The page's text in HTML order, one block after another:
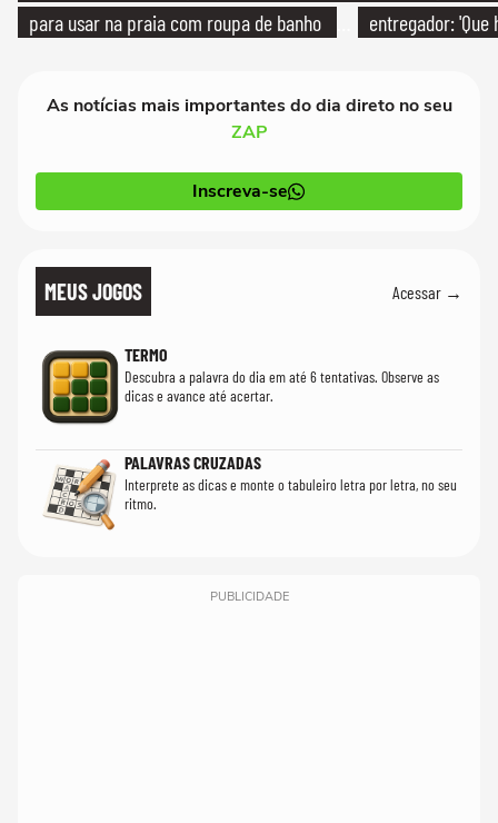
para usar na praia com roupa de banho
entregador: 'Que
As notícias mais importantes do dia direto no seu
ZAP
Inscreva-se
MEUS JOGOS Acessar →
TERMO
Descubra a palavra do dia em até 6 tentativas. Observe as
dicas e avance até acertar.
PALAVRAS CRUZADAS
Interprete as dicas e monte o tabuleiro letra por letra, no seu
ritmo.
PUBLICIDADE